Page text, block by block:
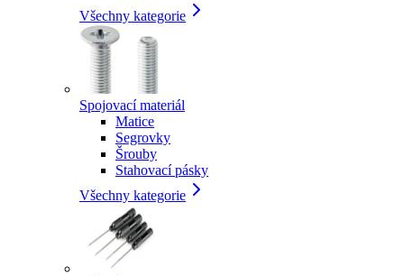
Všechny kategorie
Spojovací materiál
Matice
Segrovky
Šrouby
Stahovací pásky
Všechny kategorie